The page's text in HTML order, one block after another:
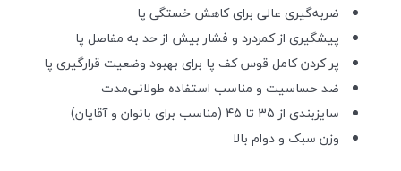
ضربه‌گیری عالی برای کاهش خستگی پا
پیشگیری از کمردرد و فشار بیش از حد به مفاصل پا
پر کردن کامل قوس کف پا برای بهبود وضعیت قرارگیری پا
ضد حساسیت و مناسب استفاده طولانی‌مدت
سایزبندی از 35 تا 45 (مناسب برای بانوان و آقایان)
وزن سبک و دوام بالا